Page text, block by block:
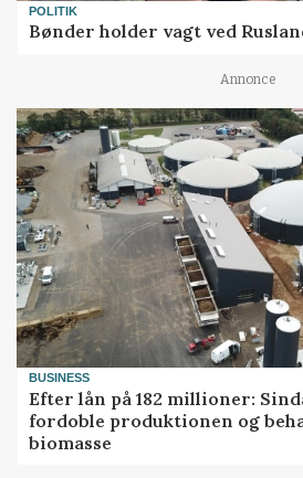
POLITIK
Bønder holder vagt ved
Annonce
BUSINESS
Efter lån på 182 millioner:
fordoble produktionen og
biomasse